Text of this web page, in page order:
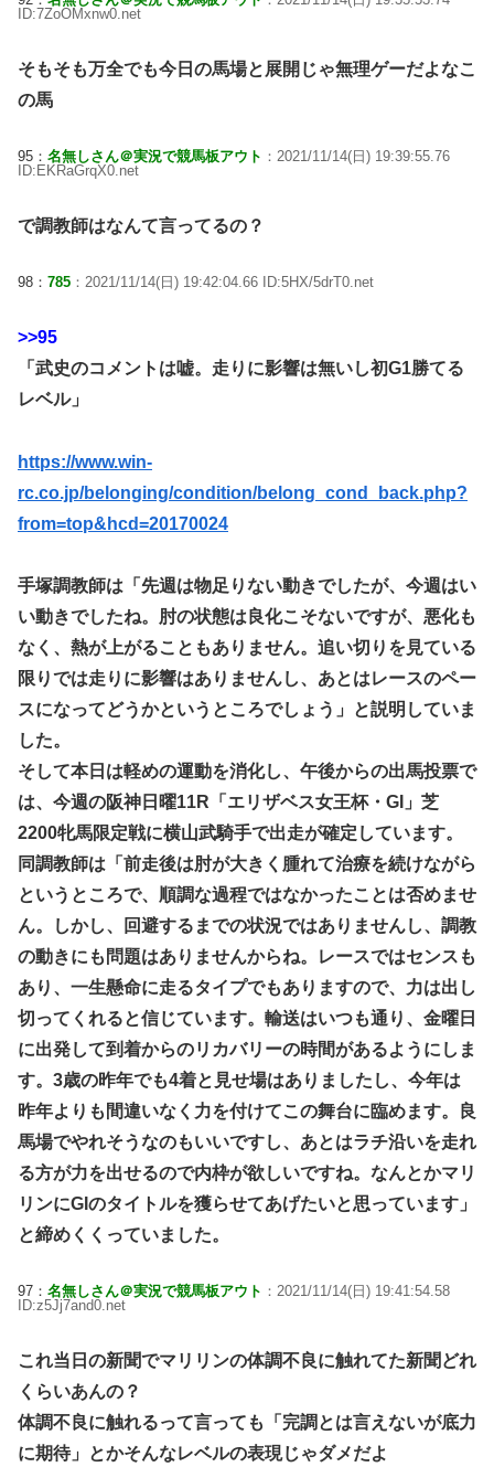
ID:7ZoOMxnw0.net
そもそも万全でも今日の馬場と展開じゃ無理ゲーだよなこ
の馬
95： 名無しさん＠実況で競馬板アウト ：2021/11/14(日) 19:39:55.76
ID:EKRaGrqX0.net
で調教師はなんて言ってるの？
98： 785 ：2021/11/14(日) 19:42:04.66 ID:5HX/5drT0.net
>>95
「武史のコメントは嘘。走りに影響は無いし初G1勝てる
レベル」
https://www.win-
rc.co.jp/belonging/condition/belong_cond_back.php?
from=top&hcd=20170024
手塚調教師は「先週は物足りない動きでしたが、今週はい
い動きでしたね。肘の状態は良化こそないですが、悪化も
なく、熱が上がることもありません。追い切りを見ている
限りでは走りに影響はありませんし、あとはレースのペー
スになってどうかというところでしょう」と説明していま
した。
そして本日は軽めの運動を消化し、午後からの出馬投票で
は、今週の阪神日曜11R「エリザベス女王杯・GI」芝
2200牝馬限定戦に横山武騎手で出走が確定しています。
同調教師は「前走後は肘が大きく腫れて治療を続けながら
というところで、順調な過程ではなかったことは否めませ
ん。しかし、回避するまでの状況ではありませんし、調教
の動きにも問題はありませんからね。レースではセンスも
あり、一生懸命に走るタイプでもありますので、力は出し
切ってくれると信じています。輸送はいつも通り、金曜日
に出発して到着からのリカバリーの時間があるようにしま
す。3歳の昨年でも4着と見せ場はありましたし、今年は
昨年よりも間違いなく力を付けてこの舞台に臨めます。良
馬場でやれそうなのもいいですし、あとはラチ沿いを走れ
る方が力を出せるので内枠が欲しいですね。なんとかマリ
リンにGIのタイトルを獲らせてあげたいと思っています」
と締めくくっていました。
97： 名無しさん＠実況で競馬板アウト ：2021/11/14(日) 19:41:54.58
ID:z5Jj7and0.net
これ当日の新聞でマリリンの体調不良に触れてた新聞どれ
くらいあんの？
体調不良に触れるって言っても「完調とは言えないが底力
に期待」とかそんなレベルの表現じゃダメだよ